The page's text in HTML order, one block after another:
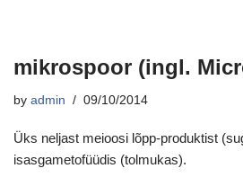
mikrospoor (ingl.
by admin 09/10/2014
Üks neljast meioosi lõpp-produktist
isasgametofüüdis (tolmukas).